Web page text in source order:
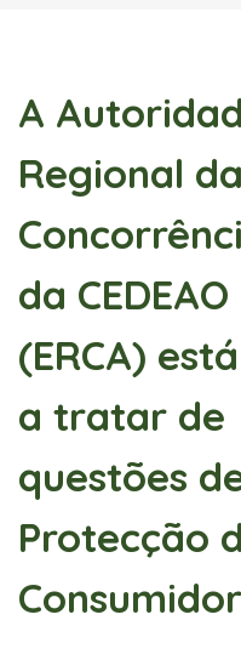
A
Regional da
da CEDEAO
(ERCA) está
a tratar de
questões
Protecção
Consumidor